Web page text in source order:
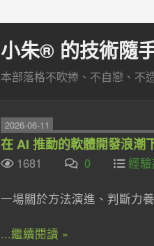
小朱® 的技術隨
本部落格不吹捧、不自戀、不
2026-06-11
在 AI 推動的軟體開發浪潮
1681 0 經
一場關於方法演進、判斷力
...繼續閱讀 »